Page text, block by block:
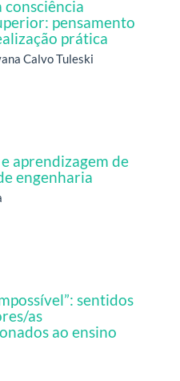
consciência
pensamento
prática
Calvo Tuleski
aprendizagem de
engenharia
sentidos
as
ao ensino